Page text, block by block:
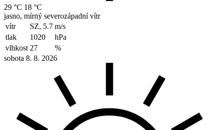
29 °C 18 °C
jasno, mírný severozápadní vítr
vítr
SZ, 5.7 m/s
tlak
1020
hPa
vlhkost 27
%
sobota 8. 8. 2026